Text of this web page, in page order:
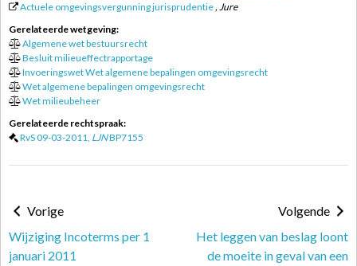
Actuele omgevingsvergunning jurisprudentie, Jure
Gerelateerde wetgeving:
Algemene wet bestuursrecht
Besluit milieueffectrapportage
Invoeringswet Wet algemene bepalingen omgevingsrecht
Wet algemene bepalingen omgevingsrecht
Wet milieubeheer
Gerelateerde rechtspraak:
RvS 09-03-2011, LJNBP7155
Vorige
Wijziging Incoterms per 1
januari 2011
Volgende
Het leggen van beslag loont
de moeite in geval van een